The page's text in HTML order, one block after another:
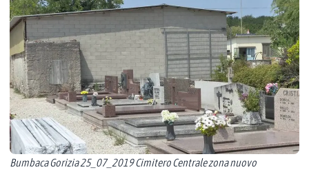
Bumbaca Gorizia 25_07_2019 Cimitero Centrale zona nuovo